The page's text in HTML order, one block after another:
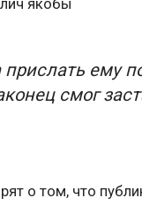
якобы
ему
смог
о том, что